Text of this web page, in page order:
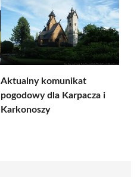
Aktualny komunikat
pogodowy dla Karpacza i
Karkonoszy